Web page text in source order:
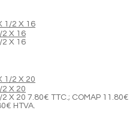
2 X 16
2 X 16
X 20
X 20 7.80€ TTC.; COMAP 11.80€
HTVA.